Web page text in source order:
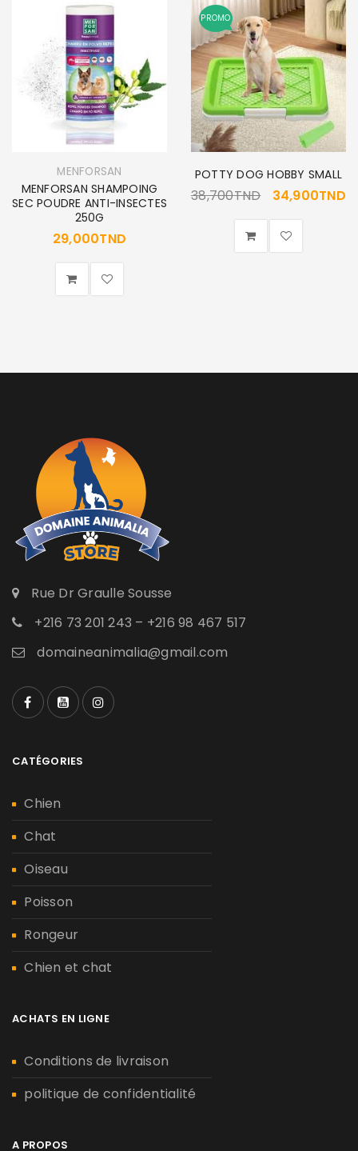
MENFORSAN
MENFORSAN SHAMPOING
SEC POUDRE ANTI-INSECTES
250G
29,000TND
PROMO
POTTY DOG HOBBY SMALL
38,700TND 34,900TND
Rue Dr Graulle Sousse
+216 73 201 243 – +216 98 467 517
domaineanimalia@gmail.com
CATÉGORIES
Chien
Chat
Oiseau
Poisson
Rongeur
Chien et chat
ACHATS EN LIGNE
Conditions de livraison
politique de confidentialité
A PROPOS